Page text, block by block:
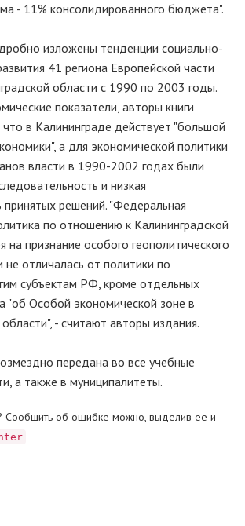
- 11% консолидированного бюджета".
изложены тенденции социально-
41 региона Европейской части
области с 1990 по 2003 годы.
показатели, авторы книги
в Калининграде действует "большой
а для экономической политики
власти в 1990-2002 годах были
и низкая
принятых решений. "Федеральная
по отношению к Калининградской
на признание особого геополитического
отличалась от политики по
субъектам РФ, кроме отдельных
"об Особой экономической зоне в
- считают авторы издания.
передана во все учебные
а также в муниципалитеты.
об ошибке можно, выделив ее и